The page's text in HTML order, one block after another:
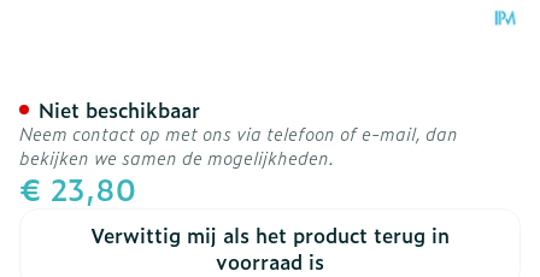
€ 23,80
Verwittig mij als het product terug in
voorraad is
Niet beschikbaar
Neem contact op met ons via telefoon of e-mail, dan
bekijken we samen de mogelijkheden.